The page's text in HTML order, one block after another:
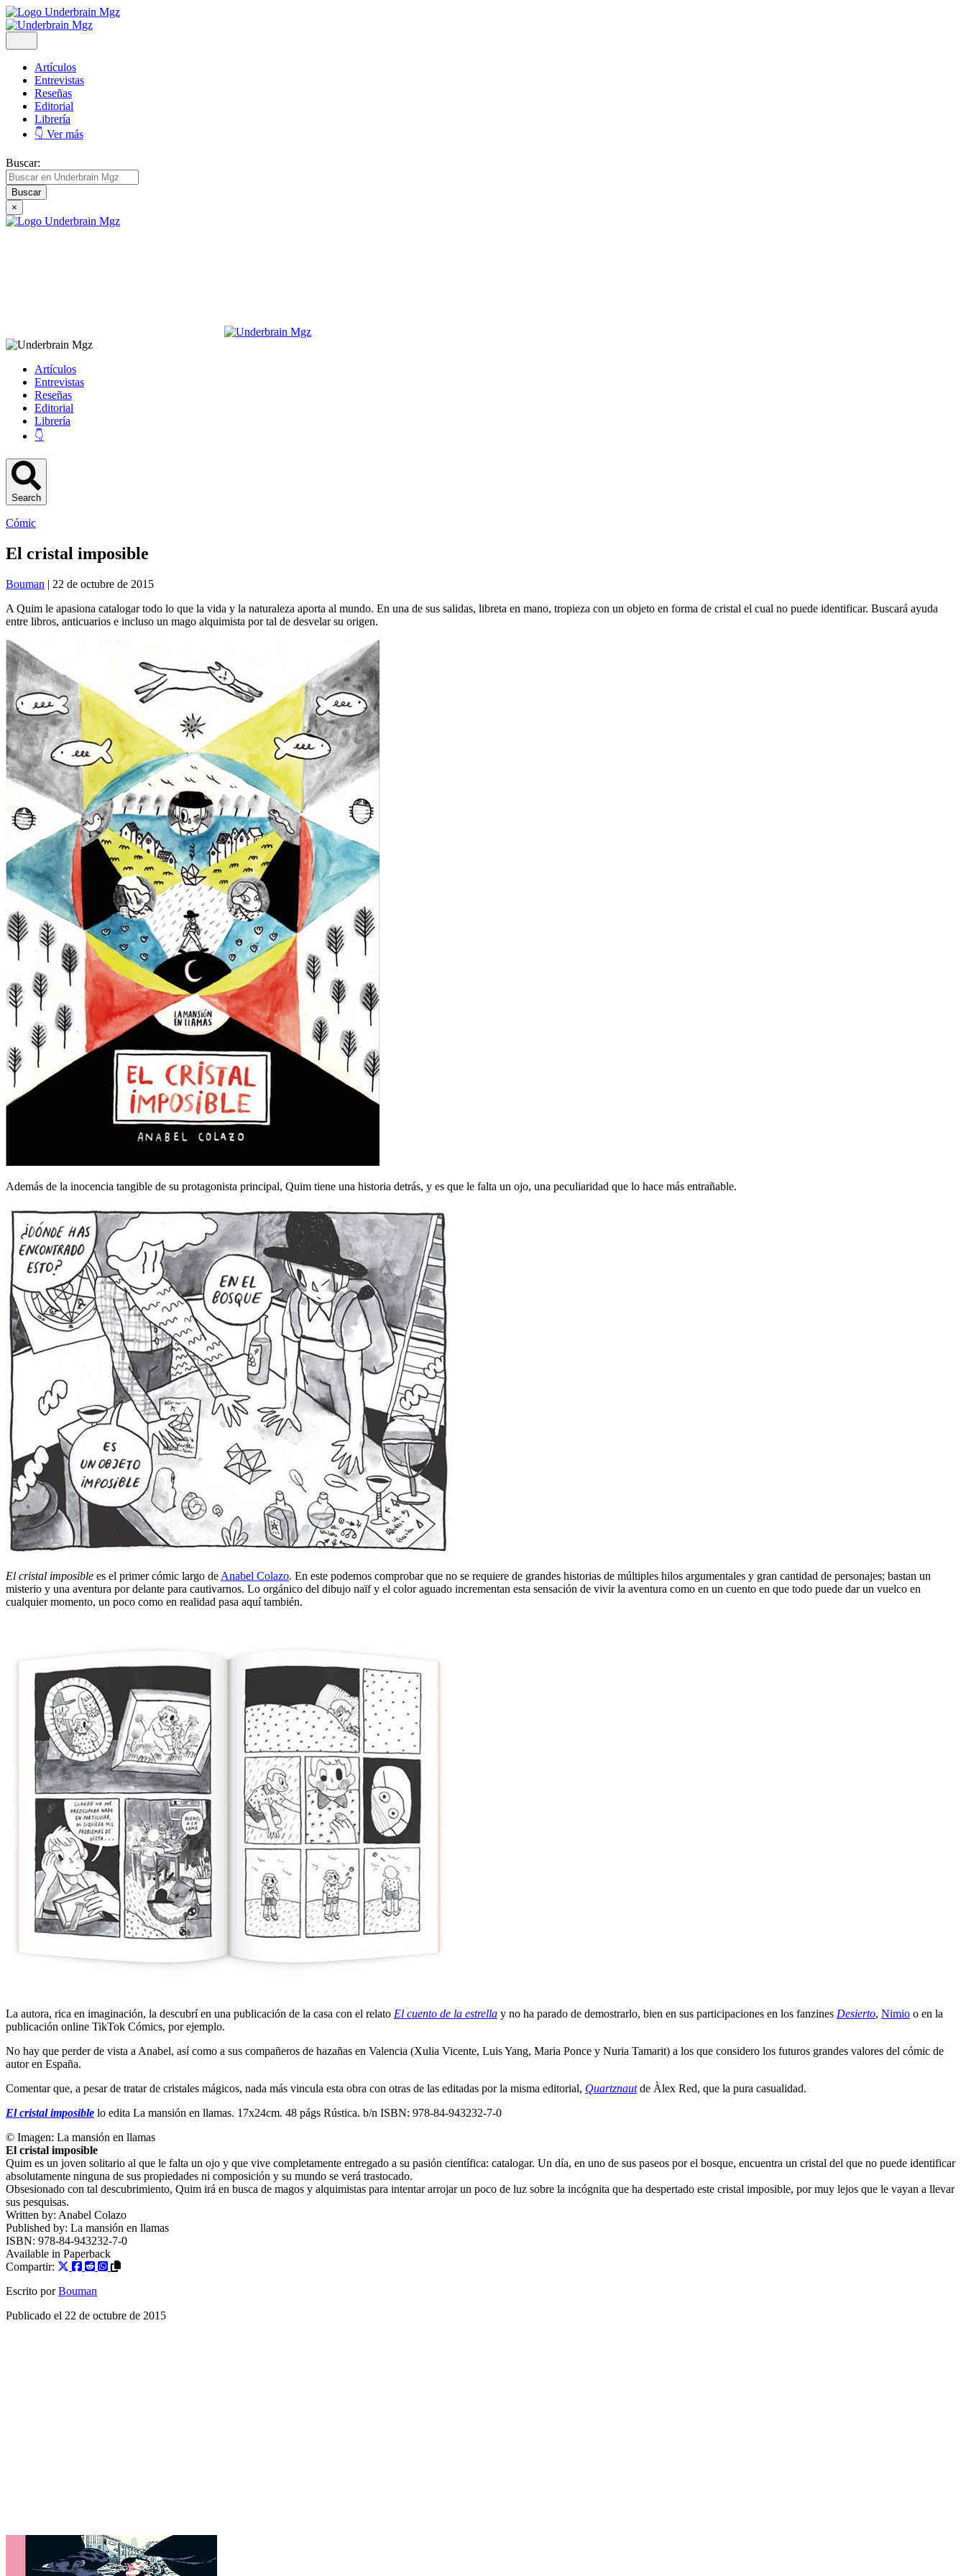
Artículos
Entrevistas
Reseñas
Editorial
Librería
👇 Ver más
Buscar:
×
Artículos
Entrevistas
Reseñas
Editorial
Librería
👇
Search
Cómic
El cristal imposible
Bouman | 22 de octubre de 2015
A Quim le apasiona catalogar todo lo que la vida y la naturaleza aporta al mundo. En una de sus salidas, libreta en mano, tropieza con un objeto en forma de cristal el cual no puede identificar. Buscará ayuda
entre libros, anticuarios e incluso un mago alquimista por tal de desvelar su origen.
Además de la inocencia tangible de su protagonista principal, Quim tiene una historia detrás, y es que le falta un ojo, una peculiaridad que lo hace más entrañable.
El cristal imposible es el primer cómic largo de Anabel Colazo. En este podemos comprobar que no se requiere de grandes historias de múltiples hilos argumentales y gran cantidad de personajes; bastan un
misterio y una aventura por delante para cautivarnos. Lo orgánico del dibujo naïf y el color aguado incrementan esta sensación de vivir la aventura como en un cuento en que todo puede dar un vuelco en
cualquier momento, un poco como en realidad pasa aquí también.
La autora, rica en imaginación, la descubrí en una publicación de la casa con el relato El cuento de la estrella y no ha parado de demostrarlo, bien en sus participaciones en los fanzines Desierto, Nimio o en la
publicación online TikTok Cómics, por ejemplo.
No hay que perder de vista a Anabel, así como a sus compañeros de hazañas en Valencia (Xulia Vicente, Luis Yang, Maria Ponce y Nuria Tamarit) a los que considero los futuros grandes valores del cómic de
autor en España.
Comentar que, a pesar de tratar de cristales mágicos, nada más vincula esta obra con otras de las editadas por la misma editorial, Quartznautde Àlex Red, que la pura casualidad.
El cristal imposible lo edita La mansión en llamas. 17x24cm. 48 págs Rústica. b/n ISBN: 978-84-943232-7-0
© Imagen: La mansión en llamas
El cristal imposible
Quim es un joven solitario al que le falta un ojo y que vive completamente entregado a su pasión científica: catalogar. Un día, en uno de sus paseos por el bosque, encuentra un cristal del que no puede identificar
absolutamente ninguna de sus propiedades ni composición y su mundo se verá trastocado.
Obsesionado con tal descubrimiento, Quim irá en busca de magos y alquimistas para intentar arrojar un poco de luz sobre la incógnita que ha despertado este cristal imposible, por muy lejos que le vayan a llevar
sus pesquisas.
Written by: Anabel Colazo
Published by: La mansión en llamas
ISBN: 978-84-943232-7-0
Available in Paperback
Compartir:
Escrito por Bouman
Publicado el 22 de octubre de 2015